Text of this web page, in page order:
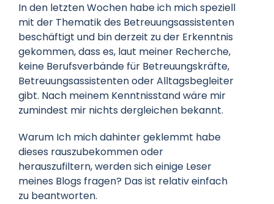
In den letzten Wochen habe ich mich speziell
mit der Thematik des Betreuungsassistenten
beschäftigt und bin derzeit zu der Erkenntnis
gekommen, dass es, laut meiner Recherche,
keine Berufsverbände für Betreuungskräfte,
Betreuungsassistenten oder Alltagsbegleiter
gibt. Nach meinem Kenntnisstand wäre mir
zumindest mir nichts dergleichen bekannt.
Warum Ich mich dahinter geklemmt habe
dieses rauszubekommen oder
herauszufiltern, werden sich einige Leser
meines Blogs fragen? Das ist relativ einfach
zu beantworten.